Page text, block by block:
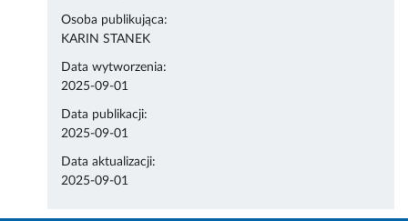
Osoba publikująca:
KARIN STANEK
Data wytworzenia:
2025-09-01
Data publikacji:
2025-09-01
Data aktualizacji:
2025-09-01